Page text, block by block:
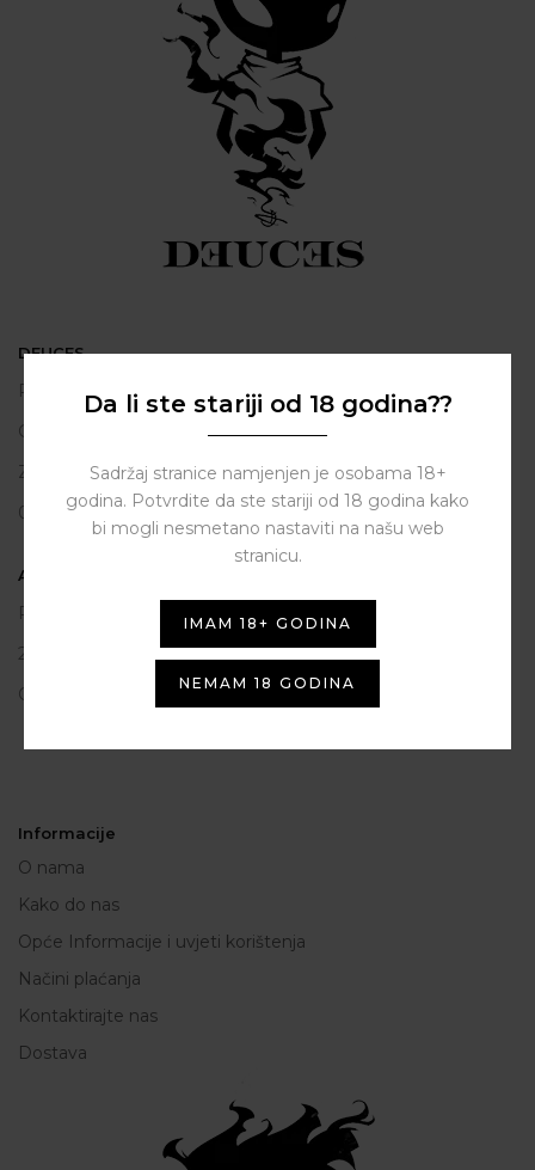
DEUCES
Polačišće 2
City Gallery
Zadar
098 163 2222
ASSIST HUB d.o.o.
Put vrljuge 13
23206 Sukošan
OIB: 80250945864
Informacije
O nama
Kako do nas
Opće Informacije i uvjeti korištenja
Načini plaćanja
Kontaktirajte nas
Dostava
Da li ste stariji od 18 godina??
Sadržaj stranice namjenjen je osobama 18+
godina. Potvrdite da ste stariji od 18 godina kako
bi mogli nesmetano nastaviti na našu web
stranicu.
IMAM 18+ GODINA
NEMAM 18 GODINA